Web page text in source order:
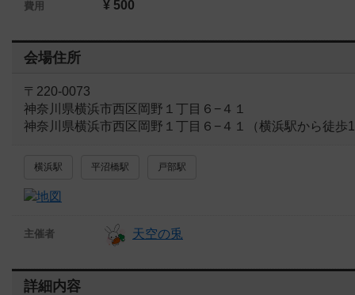
費用 ¥ 500
会場住所
〒220-0073
神奈川県横浜市西区岡野１丁目６−４１
神奈川県横浜市西区岡野１丁目６−４１（横浜駅から徒歩
横浜駅 平沼橋駅 戸部駅
主催者 天空の兎
詳細内容